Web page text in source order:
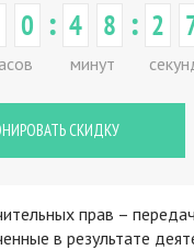
0 : 4 8
минут
: 2
СКИДКУ
прав –
в результате